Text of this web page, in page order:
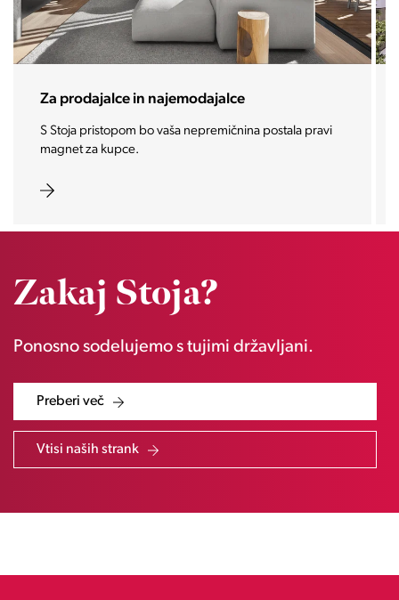
Za prodajalce in najemodajalce
S Stoja pristopom bo vaša nepremičnina postala pravi
magnet za kupce.
Zakaj Stoja?
Ponosno sodelujemo s tujimi državljani.
Preberi več
Vtisi naših strank